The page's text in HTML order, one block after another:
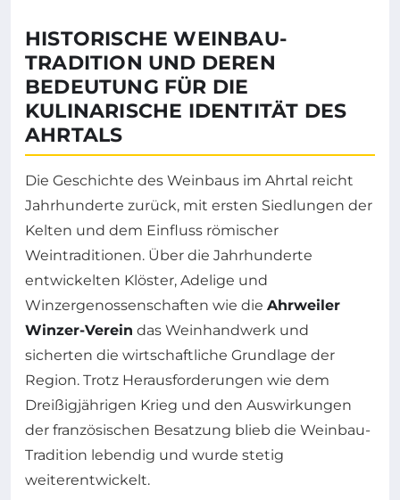
HISTORISCHE WEINBAU-
TRADITION UND DEREN
BEDEUTUNG FÜR DIE
KULINARISCHE IDENTITÄT DES
AHRTALS
Die Geschichte des Weinbaus im Ahrtal reicht
Jahrhunderte zurück, mit ersten Siedlungen der
Kelten und dem Einfluss römischer
Weintraditionen. Über die Jahrhunderte
entwickelten Klöster, Adelige und
Winzergenossenschaften wie die Ahrweiler
Winzer-Verein das Weinhandwerk und
sicherten die wirtschaftliche Grundlage der
Region. Trotz Herausforderungen wie dem
Dreißigjährigen Krieg und den Auswirkungen
der französischen Besatzung blieb die Weinbau-
Tradition lebendig und wurde stetig
weiterentwickelt.